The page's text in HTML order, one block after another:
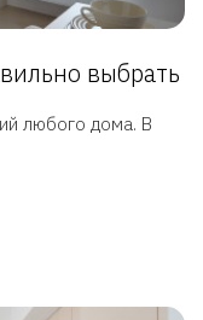
выбрать
любого дома. В